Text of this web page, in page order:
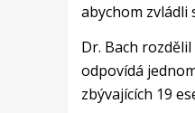
abychom
Dr. Bach
odpovídá
zbývajících 19